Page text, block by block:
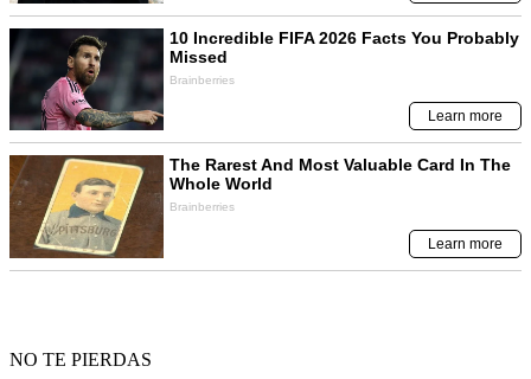
NO TE PIERDAS